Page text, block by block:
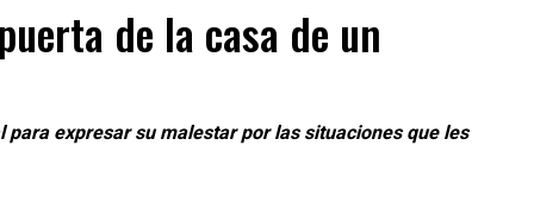
de la casa de un
expresar su malestar por las situaciones que les